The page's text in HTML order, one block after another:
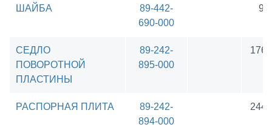
ШАЙБА
89-442-
690-000
СЕДЛО
ПОВОРОТНОЙ
ПЛАСТИНЫ
89-242-
895-000
РАСПОРНАЯ ПЛИТА
89-242-
894-000